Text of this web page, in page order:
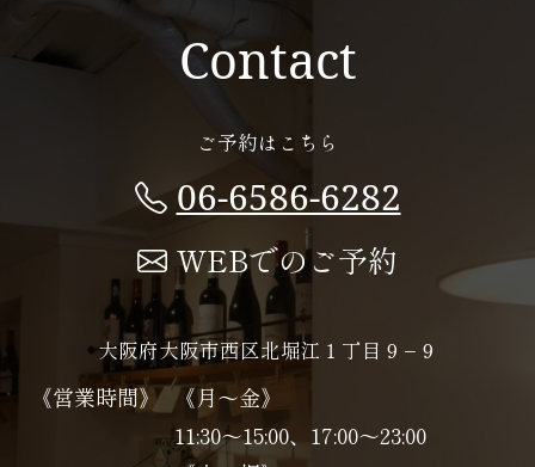
Contact
ご予約はこちら
06-6586-6282
WEBでのご予約
大阪府大阪市西区北堀江１丁目９−９
《営業時間》 《月～金》
11:30～15:00、17:00～23:00